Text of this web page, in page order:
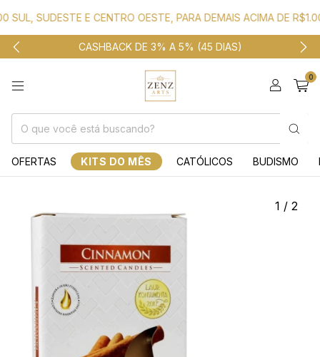
SUDESTE E CENTRO OESTE, PARA DEMAIS ACIMA DE
CASHBACK DE 3% A 5% (45 DIAS)
0
OFERTAS KITS DO MÊS CATÓLICOS BUDISMO
1 / 2